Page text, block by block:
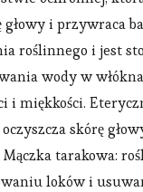
i przywraca
roślinnego i jest
wody w
i miękkości.
skórę
tarakowa:
loków i